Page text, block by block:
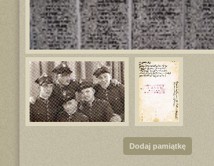
Dodaj pamiątkę